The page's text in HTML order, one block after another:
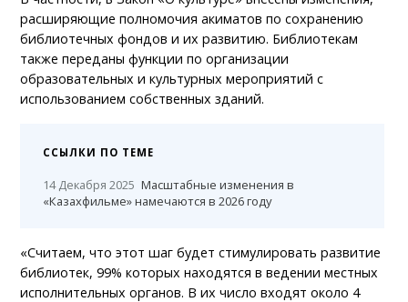
расширяющие полномочия акиматов по сохранению
библиотечных фондов и их развитию. Библиотекам
также переданы функции по организации
образовательных и культурных мероприятий с
использованием собственных зданий.
ССЫЛКИ ПО ТЕМЕ
14 Декабря 2025 Масштабные изменения в
«Казахфильме» намечаются в 2026 году
«Считаем, что этот шаг будет стимулировать развитие
библиотек, 99% которых находятся в ведении местных
исполнительных органов. В их число входят около 4